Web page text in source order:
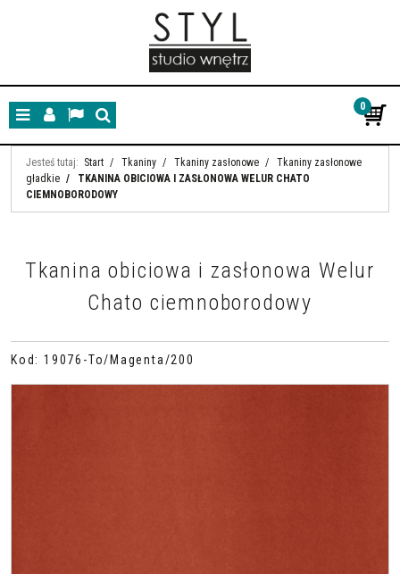
MenuPanelLangSzukaj
0
Jesteś tutaj: Start / Tkaniny / Tkaniny zasłonowe /
Tkaniny zasłonowe
gładkie /
TKANINA OBICIOWA I ZASŁONOWA WELUR CHATO
CIEMNOBORODOWY
Tkanina obiciowa i zasłonowa Welur
Chato ciemnoborodowy
Kod : 19076-To/Magenta/200